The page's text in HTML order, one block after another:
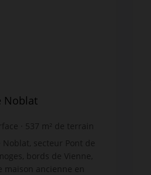
Noblat
537 m² de terrain
secteur Pont de
bords de Vienne,
maison ancienne en